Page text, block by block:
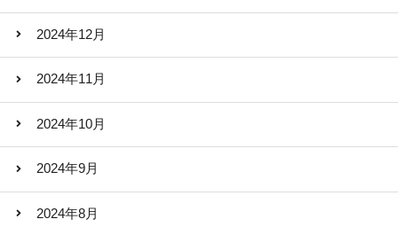
2024年12月
2024年11月
2024年10月
2024年9月
2024年8月